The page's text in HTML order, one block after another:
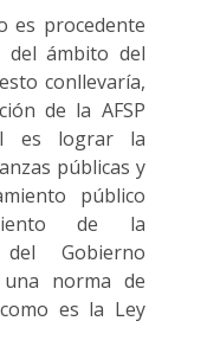
es procedente
del ámbito del
conllevaría,
de la AFSP
es lograr la
públicas y
público
de la
del Gobierno
una norma de
es la Ley